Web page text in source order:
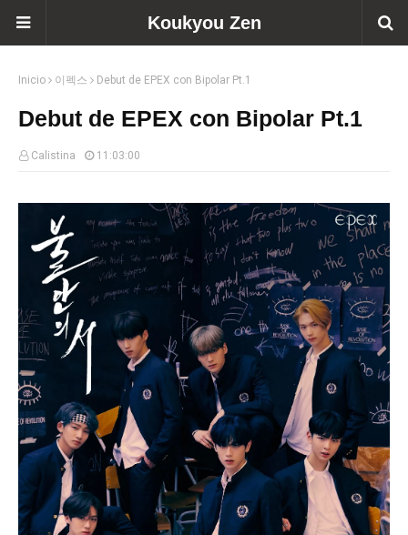
Koukyou Zen
Inicio 이펙스 Debut de EPEX con Bipolar Pt.1
Debut de EPEX con Bipolar Pt.1
Calistina 11:03:00